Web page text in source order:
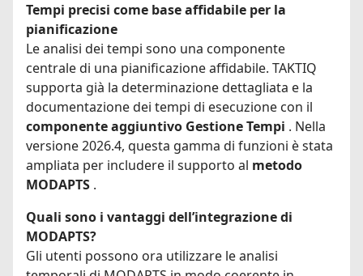
Tempi precisi come base affidabile per la
pianificazione
Le analisi dei tempi sono una componente
centrale di una pianificazione affidabile. TAKTIQ
supporta già la determinazione dettagliata e la
documentazione dei tempi di esecuzione con il
componente aggiuntivo Gestione Tempi . Nella
versione 2026.4, questa gamma di funzioni è stata
ampliata per includere il supporto al metodo
MODAPTS .
Quali sono i vantaggi dell’integrazione di
MODAPTS?
Gli utenti possono ora utilizzare le analisi